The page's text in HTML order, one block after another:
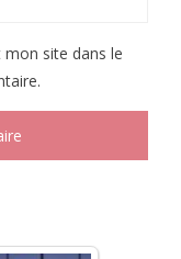
site dans le